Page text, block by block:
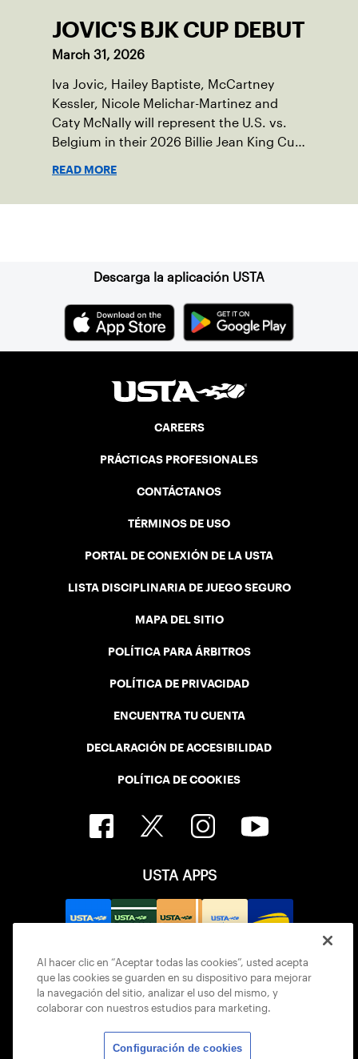
JOVIC'S BJK CUP DEBUT
March 31, 2026
Iva Jovic, Hailey Baptiste, McCartney
Kessler, Nicole Melichar-Martinez and
Caty McNally will represent the U.S. vs.
Belgium in their 2026 Billie Jean King Cup
READ MORE
Descarga la aplicación USTA
CAREERS
PRÁCTICAS PROFESIONALES
CONTÁCTANOS
TÉRMINOS DE USO
PORTAL DE CONEXIÓN DE LA USTA
LISTA DISCIPLINARIA DE JUEGO SEGURO
MAPA DEL SITIO
POLÍTICA PARA ÁRBITROS
POLÍTICA DE PRIVACIDAD
ENCUENTRA TU CUENTA
DECLARACIÓN DE ACCESIBILIDAD
POLÍTICA DE COOKIES
USTA APPS
Al hacer clic en “Aceptar todas las cookies”, usted acepta
que las cookies se guarden en su dispositivo para mejorar
la navegación del sitio, analizar el uso del mismo, y
colaborar con nuestros estudios para marketing.
Configuración de cookies